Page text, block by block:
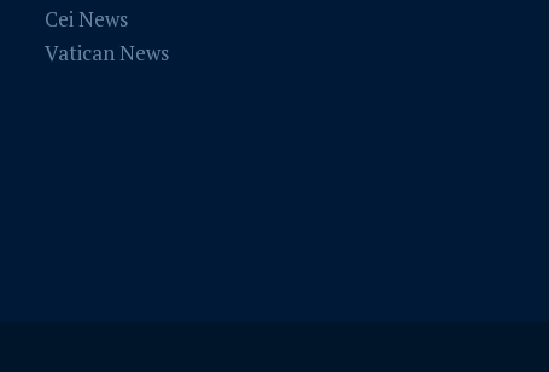
Cei News
Vatican News